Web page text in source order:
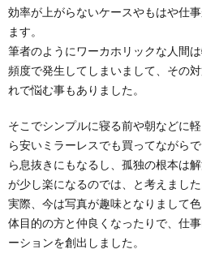
効率が上がらないケースやもはや仕
ます。
筆者のようにワーカホリックな人間
頻度で発生してしまいまして、その
れで悩む事もありました。
そこでシンプルに寝る前や朝などに
ら安いミラーレスでも買ってながら
ら息抜きにもなるし、孤独の根本は
が少し楽になるのでは、と考えました
実際、今は写真が趣味となりまして
体目的の方と仲良くなったりで、仕
ーションを創出しました。